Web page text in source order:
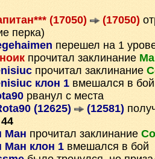
(17050) (17050)
перка)
перешел на 1
прочитал заклинание
прочитал заклинание
клон 1 вмешался в бой
рванул с места
(12625) (12581)
44
Ман прочитал заклинание
Ман клон 1 вмешался в бой